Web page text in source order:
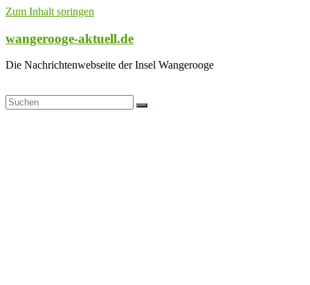
Zum Inhalt springen
wangerooge-aktuell.de
Die Nachrichtenwebseite der Insel Wangerooge